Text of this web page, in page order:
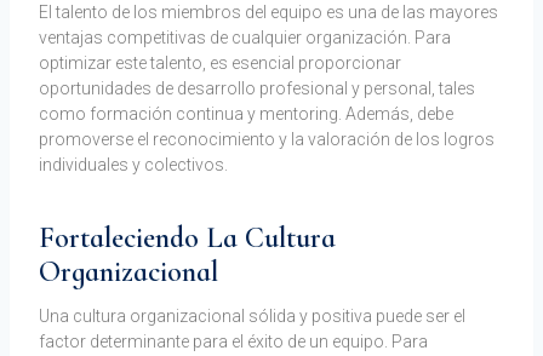
El talento de los miembros del equipo es una de las mayores
ventajas competitivas de cualquier organización. Para
optimizar este talento, es esencial proporcionar
oportunidades de desarrollo profesional y personal, tales
como formación continua y mentoring. Además, debe
promoverse el reconocimiento y la valoración de los logros
individuales y colectivos.
Fortaleciendo La Cultura
Organizacional
Una cultura organizacional sólida y positiva puede ser el
factor determinante para el éxito de un equipo. Para